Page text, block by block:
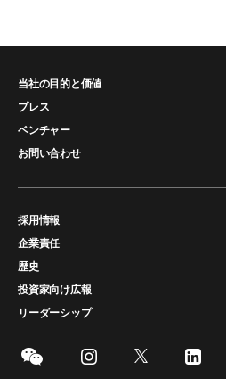
当社の目的と価値
プレス
ベンチャー
お問い合わせ
採用情報
企業責任
歴史
投資家向け広報
リーダーシップ